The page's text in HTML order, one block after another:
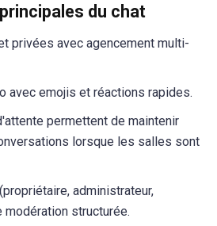
du chat
privées avec agencement multi-
avec emojis et réactions rapides.
permettent de maintenir
lorsque les salles sont
administrateur,
modération structurée.